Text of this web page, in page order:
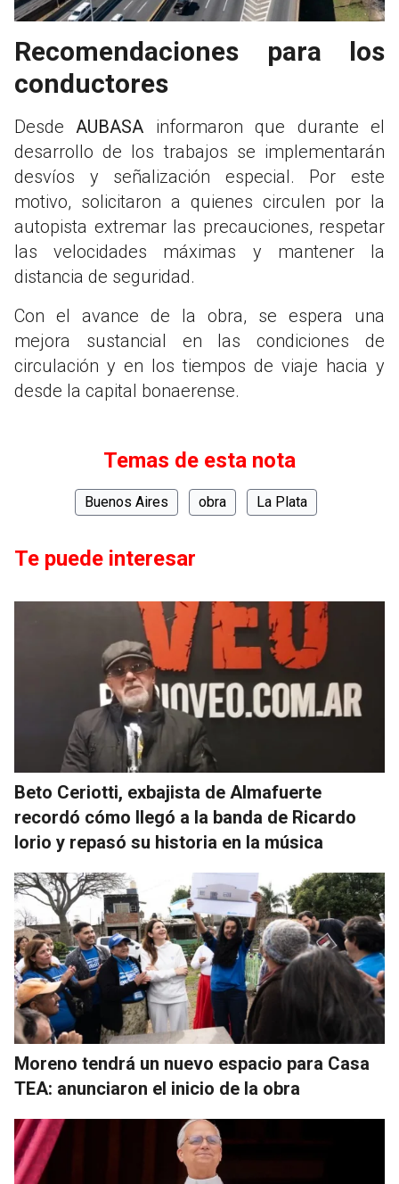
Recomendaciones para los
conductores
DesdeAUBASA informaron que durante el
desarrollo de los trabajos se implementarán
desvíos y señalización especial. Por este
motivo, solicitaron a quienes circulen por la
autopista extremar las precauciones, respetar
las velocidades máximas y mantener la
distancia de seguridad.
Con el avance de la obra, se espera una
mejora sustancial en las condiciones de
circulación y en los tiempos de viaje hacia y
desde la capital bonaerense.
Temas de esta nota
Buenos Aires obra La Plata
Te puede interesar
Beto Ceriotti, exbajista de Almafuerte
recordó cómo llegó a la banda de Ricardo
Iorio y repasó su historia en la música
Moreno tendrá un nuevo espacio para Casa
TEA: anunciaron el inicio de la obra